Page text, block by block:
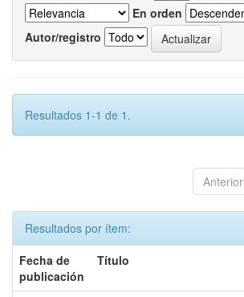
En orden
Autor/registro
Resultados 1-1 de 1.
Anterior
Resultados por ítem:
Fecha de
publicación
Título